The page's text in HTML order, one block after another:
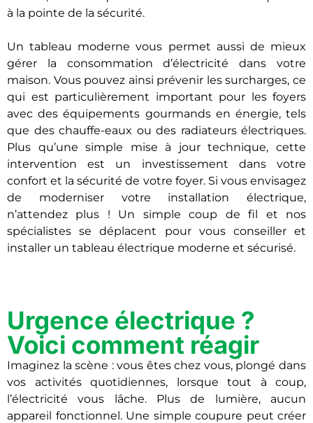
à la pointe de la sécurité.
Un tableau moderne vous permet aussi de mieux
gérer la consommation d’électricité dans votre
maison. Vous pouvez ainsi prévenir les surcharges, ce
qui est particulièrement important pour les foyers
avec des équipements gourmands en énergie, tels
que des chauffe-eaux ou des radiateurs électriques.
Plus qu’une simple mise à jour technique, cette
intervention est un investissement dans votre
confort et la sécurité de votre foyer. Si vous envisagez
de moderniser votre installation électrique,
n’attendez plus ! Un simple coup de fil et nos
spécialistes se déplacent pour vous conseiller et
installer un tableau électrique moderne et sécurisé.
Urgence électrique ?
Voici comment réagir
Imaginez la scène : vous êtes chez vous, plongé dans
vos activités quotidiennes, lorsque tout à coup,
l’électricité vous lâche. Plus de lumière, aucun
appareil fonctionnel. Une simple coupure peut créer